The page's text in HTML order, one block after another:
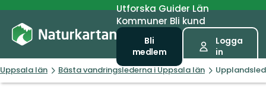
UtforskaGuiderLän
Kommuner Bli kund
Bli
medlem
Logga
in
Uppsala län Bästa vandringslederna i Uppsala län